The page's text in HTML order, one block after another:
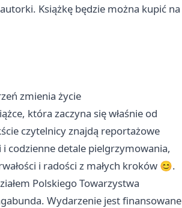
Książkę będzie można kupić na
zmienia życie
która zaczyna się właśnie od
czytelnicy znajdą reportażowe
codzienne detale pielgrzymowania,
i radości z małych kroków 😊.
Polskiego Towarzystwa
Wydarzenie jest finansowane